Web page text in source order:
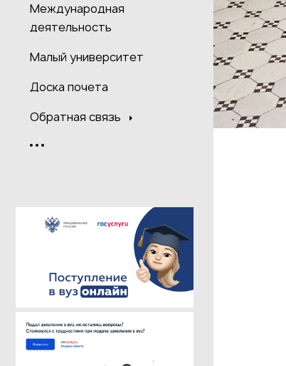
Международная
деятельность
Малый университет
Доска почета
Обратная связь